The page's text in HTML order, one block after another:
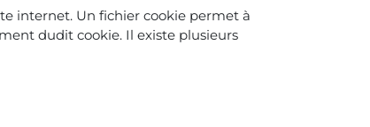
internet. Un fichier cookie permet à
dudit cookie. Il existe plusieurs